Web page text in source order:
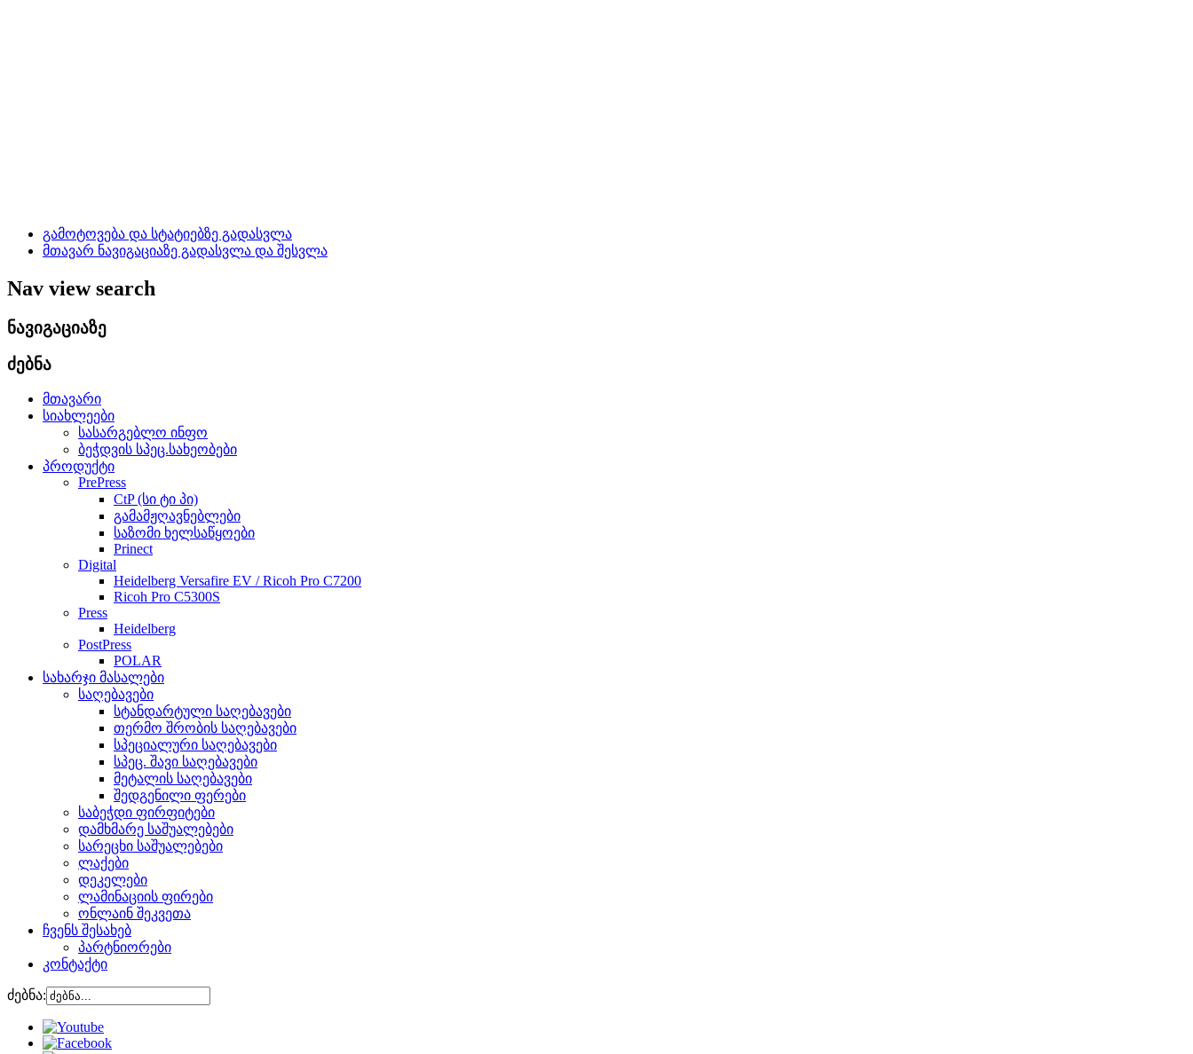
გამოტოვება და სტატიებზე გადასვლა
მთავარ ნავიგაციაზე გადასვლა და შესვლა
Nav view search
ნავიგაციაზე
ძებნა
მთავარი
სიახლეები
სასარგებლო ინფო
ბეჭდვის სპეც.სახეობები
პროდუქტი
PrePress
CtP (სი ტი პი)
გამამჟღავნებლები
საზომი ხელსაწყოები
Prinect
Digital
Heidelberg Versafire EV / Ricoh Pro C7200
Ricoh Pro C5300S
Press
Heidelberg
PostPress
POLAR
სახარჯი მასალები
საღებავები
სტანდარტული საღებავები
თერმო შრობის საღებავები
სპეციალური საღებავები
სპეც. შავი საღებავები
მეტალის საღებავები
შედგენილი ფერები
საბეჭდი ფირფიტები
დამხმარე საშუალებები
სარეცხი საშუალებები
ლაქები
დეკელები
ლამინაციის ფირები
ონლაინ შეკვეთა
ჩვენს შესახებ
პარტნიორები
კონტაქტი
ძებნა: